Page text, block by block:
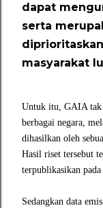
dapat
serta
masyarakat
Untuk itu, GAIA tak
berbagai negara,
dihasilkan oleh
Hasil riset tersebut
terpublikasikan
Sedangkan data